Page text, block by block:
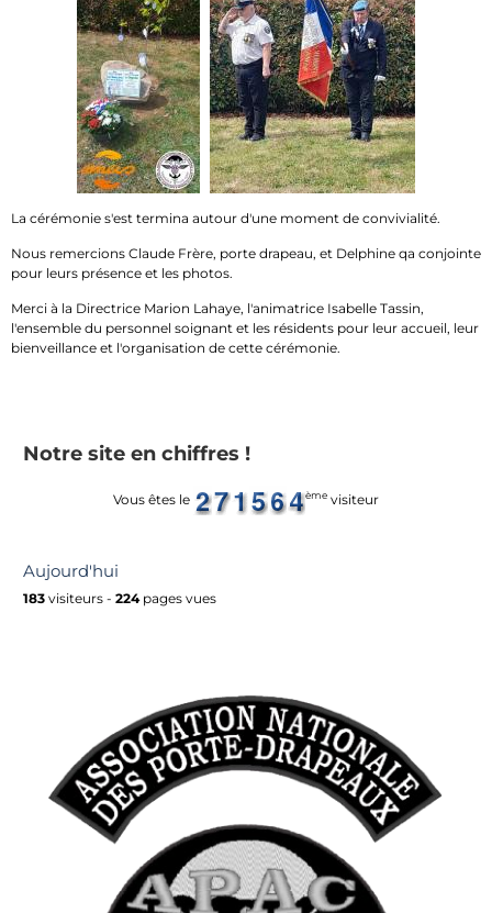
La cérémonie s'est termina autour d'une moment de convivialité.
Nous remercions Claude Frère, porte drapeau, et Delphine qa conjointe
pour leurs présence et les photos.
Merci à la Directrice Marion Lahaye, l'animatrice Isabelle Tassin,
l'ensemble du personnel soignant et les résidents pour leur accueil, leur
bienveillance et l'organisation de cette cérémonie.
Notre site en chiffres !
Vous êtes le ème visiteur
Aujourd'hui
183 visiteurs - 224pages vues